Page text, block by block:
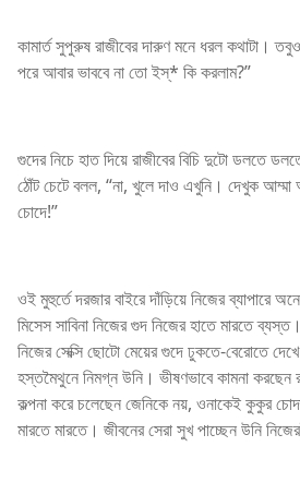
কামার্ত সুপুরুষ রাজীবের দারুণ মনে ধরল কথাটা।
পরে আবার ভাববে না তো ইস্* কি করলাম?”
গুদের নিচে হাত দিয়ে রাজীবের বিচি দুটো ডলতে
ঠোঁট চেটে বলল, “না, খুলে দাও এখুনি। দেখুক আম্মা
চোদে!”
ওই মুহুর্তে দরজার বাইরে দাঁড়িয়ে নিজের ব্যাপারে
মিসেস সাবিনা নিজের গুদ নিজের হাতে মারতে
নিজের সেক্সি ছোটো মেয়ের গুদে ঢুকতে-বেরোতে
হস্তমৈথুনে নিমগ্ন উনি। ভীষণভাবে কামনা করছেন
কল্পনা করে চলেছেন জেনিকে নয়, ওনাকেই কুকুর
মারতে মারতে। জীবনের সেরা সুখ পাচ্ছেন উনি